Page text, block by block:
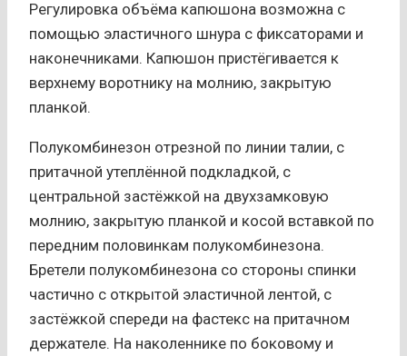
Регулировка объёма капюшона возможна с
помощью эластичного шнура с фиксаторами и
наконечниками. Капюшон пристёгивается к
верхнему воротнику на молнию, закрытую
планкой.
Полукомбинезон отрезной по линии талии, с
притачной утеплённой подкладкой, с
центральной застёжкой на двухзамковую
молнию, закрытую планкой и косой вставкой по
передним половинкам полукомбинезона.
Бретели полукомбинезона со стороны спинки
частично с открытой эластичной лентой, с
застёжкой спереди на фастекс на притачном
держателе. На наколеннике по боковому и